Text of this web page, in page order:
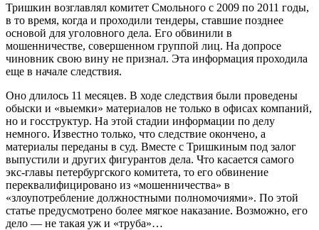
Тришкин возглавлял комитет Смольного с 2009 по 2011 годы,
в то время, когда и проходили тендеры, ставшие позднее
основой для уголовного дела. Его обвинили в
мошенничестве, совершенном группой лиц. На допросе
чиновник свою вину не признал. Эта информация проходила
еще в начале следствия.
Оно длилось 11 месяцев. В ходе следствия были проведены
обыски и «выемки» материалов не только в офисах компаний,
но и госструктур. На этой стадии информации по делу
немного. Известно только, что следствие окончено, а
материалы переданы в суд. Вместе с Тришкиным под залог
выпустили и других фигурантов дела. Что касается самого
экс-главы петербургского комитета, то его обвинение
переквалифицировано из «мошенничества» в
«злоупотребление должностными полномочиями». По этой
статье предусмотрено более мягкое наказание. Возможно, его
дело — не такая уж и «труба»…